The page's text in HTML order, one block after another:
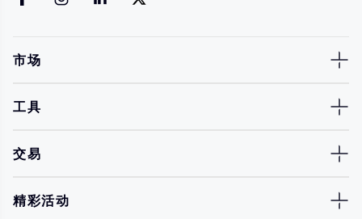
市场
工具
交易
精彩活动